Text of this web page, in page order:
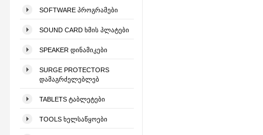
SOFTWARE ᲞᲠᲝᲒᲠᲐᲛᲔᲑᲘ
SOUND CARD ᲮᲛᲘᲡ ᲞᲚᲐᲢᲔᲑᲘ
SPEAKER ᲓᲘᲜᲐᲛᲘᲙᲔᲑᲘ
SURGE PROTECTORS
ᲓᲐᲛᲐᲒᲠᲫᲔᲚᲔᲑᲚᲔᲑ
TABLETS ᲢᲐᲑᲚᲔᲢᲔᲑᲘ
TOOLS ᲮᲔᲚᲡᲐᲬᲧᲝᲔᲑᲘ